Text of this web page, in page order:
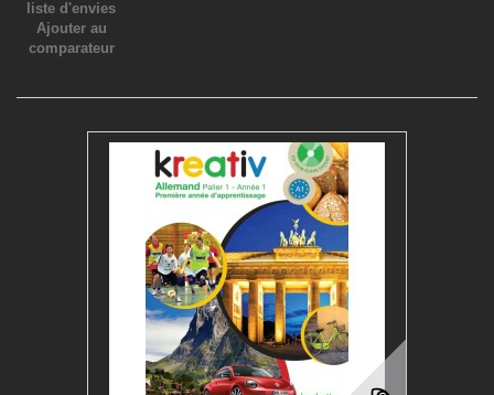
liste d'envies
Ajouter au
comparateur